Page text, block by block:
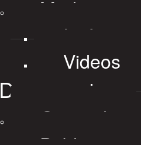
Medios
Videos
Documentos
General